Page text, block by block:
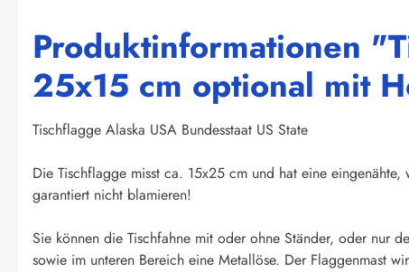
Produktinformationen
25x15 cm optional mit
Tischflagge Alaska USA Bundesstaat US State
Die Tischflagge misst ca. 15x25 cm und hat eine
garantiert nicht blamieren!
Sie können die Tischfahne mit oder ohne Ständer, oder nur
sowie im unteren Bereich eine Metallöse. Der Flaggenmast